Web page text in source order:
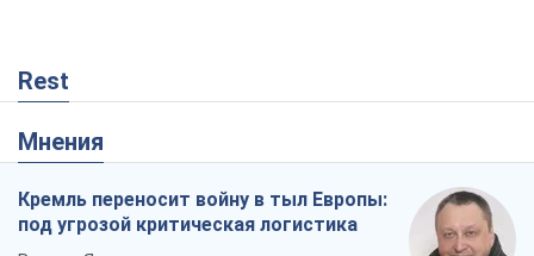
Rest
Мнения
Кремль переносит войну в тыл Европы:
под угрозой критическая логистика